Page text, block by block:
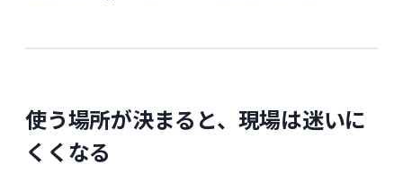
使う場所が決まると、現場は迷いに
くくなる